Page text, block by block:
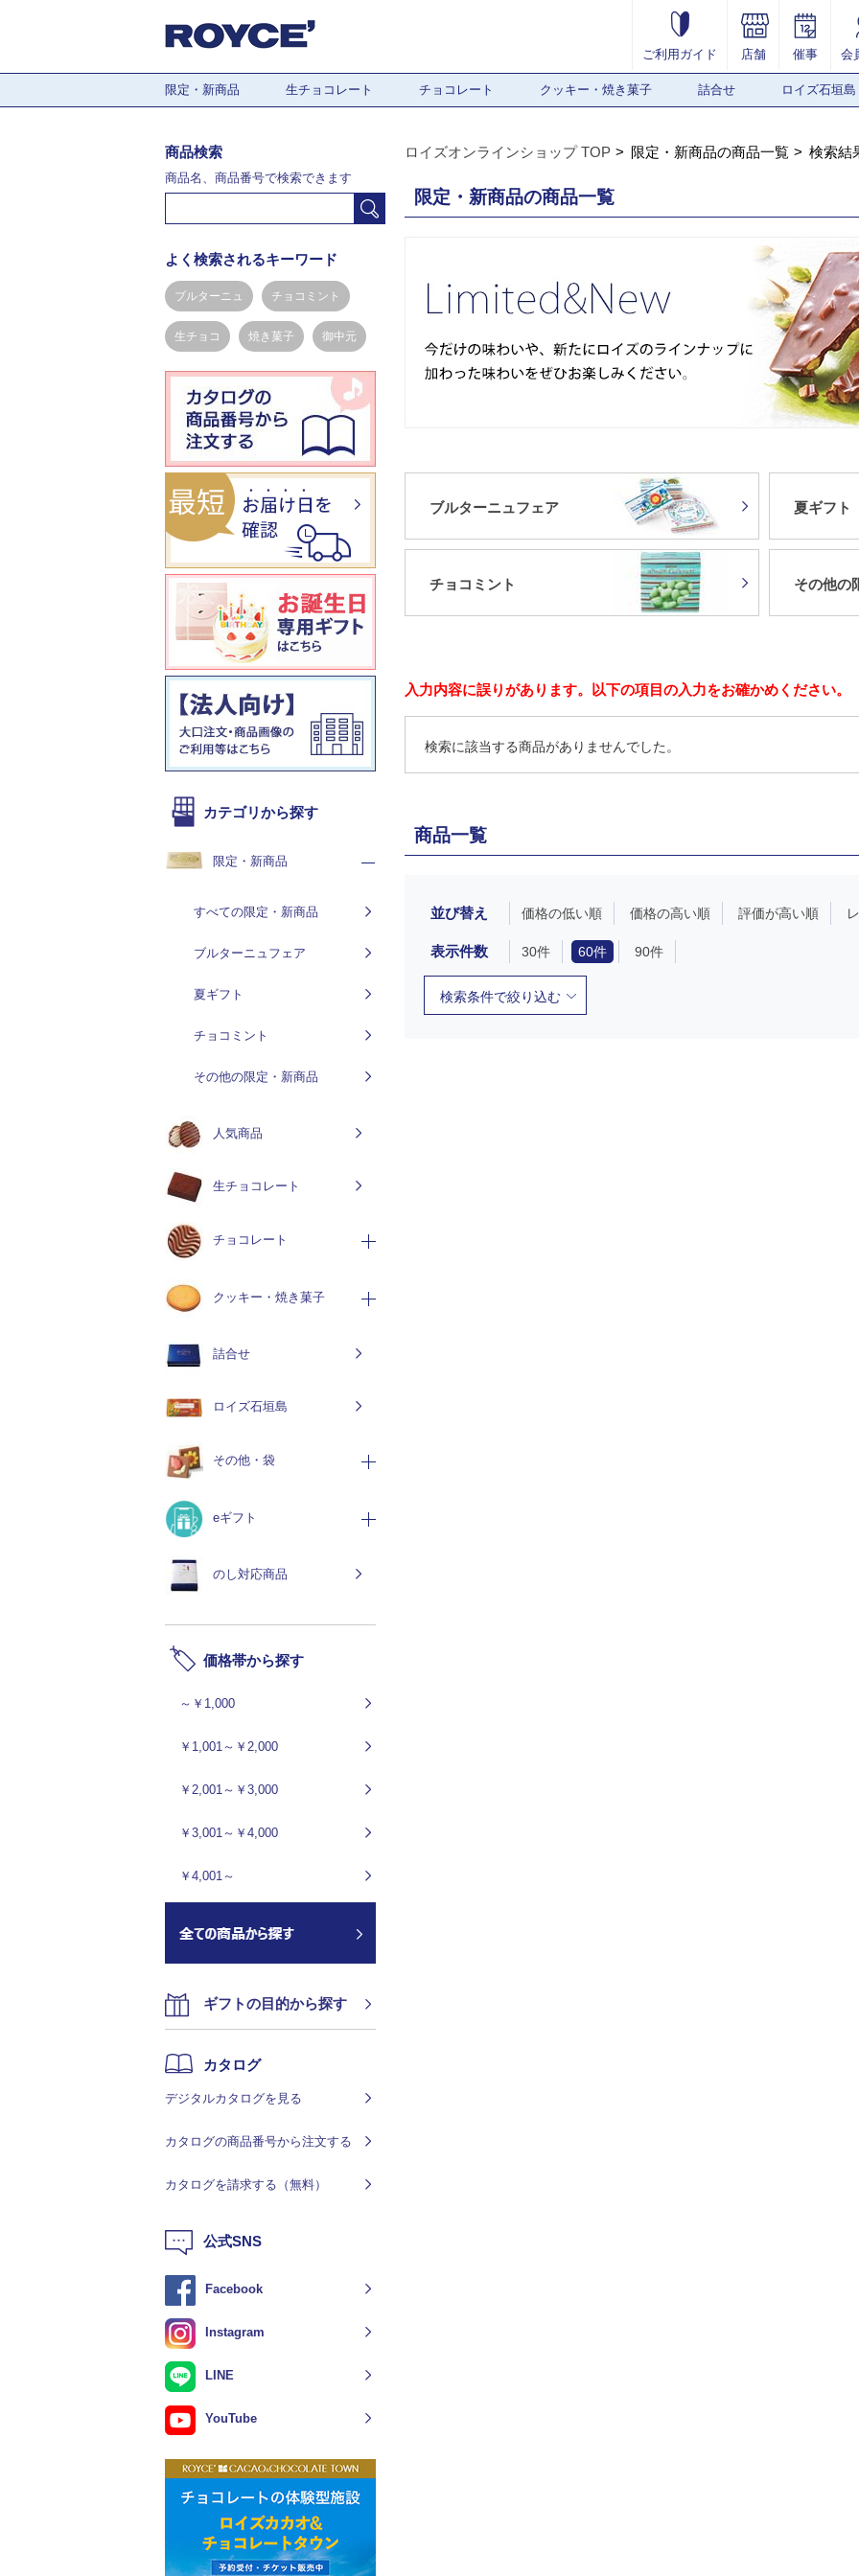
ご利用ガイド 店舗 催事 会
限定・新商品 生チョコレート チョコレート クッキー・焼き菓子 詰合せ ロイズ石垣島
ロイズオンラインショップ TOP 限定・新商品の商品一覧 検索結
限定・新商品の商品一覧
ブルターニュフェア 夏ギフト
チョコミント その他の
入力内容に誤りがあります。以下の項目の入力をお確かめください。
検索に該当する商品がありませんでした。
商品一覧
並び替え 価格の低い順 価格の高い順 評価が高い順
表示件数 30件 60件 90件
検索条件で絞り込む
商品検索
商品名、商品番号で検索できます
よく検索されるキーワード
ブルターニュ チョコミント
生チョコ 焼き菓子 御中元
カテゴリから探す
限定・新商品
すべての限定・新商品
ブルターニュフェア
夏ギフト
チョコミント
その他の限定・新商品
人気商品
生チョコレート
チョコレート
クッキー・焼き菓子
詰合せ
ロイズ石垣島
その他・袋
eギフト
のし対応商品
価格帯から探す
～￥1,000
￥1,001～￥2,000
￥2,001～￥3,000
￥3,001～￥4,000
￥4,001～
ギフトの目的から探す
カタログ
デジタルカタログを見る
カタログの商品番号から注文する
カタログを請求する（無料）
公式SNS
Facebook
Instagram
LINE
YouTube